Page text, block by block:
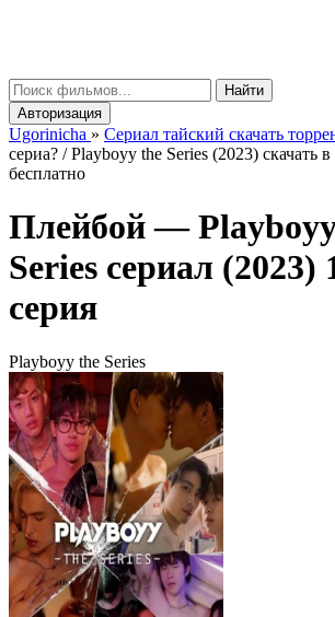
Найти
Авторизация
Ugorinicha » Сериал тайский скачать
сериа? / Playboyy the Series (2023) скачать
бесплатно
Плейбой —
Series сериал (2023)
серия
Playboyy the Series